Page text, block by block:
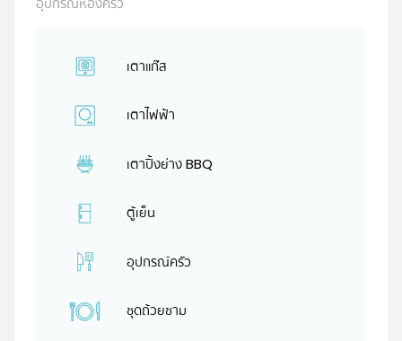
เตาแก๊ส
เตาไฟฟ้า
เตาปิ้งย่าง BBQ
ตู้เย็น
อุปกรณ์ครัว
ชุดถ้วยชาม